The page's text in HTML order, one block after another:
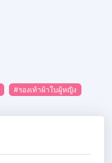
#รองเท้าผ้าใบผู้หญิง